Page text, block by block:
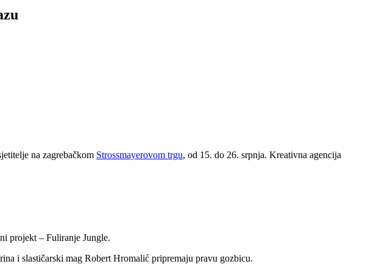
na zagrebačkom Strossmayerovom trgu, od 15. do 26. srpnja. Kreativna agencija
projekt – Fuliranje Jungle.
i slastičarski mag Robert Hromalić pripremaju pravu gozbicu.